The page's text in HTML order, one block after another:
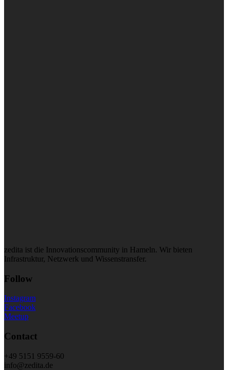
zedita ist die Innovationscommunity in Hameln. Wir bieten
Infrastruktur, Netzwerk und Wissenstransfer.
Follow
Instagram
Facebook
Meetup
Contact
+49 5151 9559-60
info@zedita.de